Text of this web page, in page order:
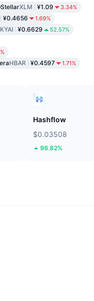
StellarXLM ¥1.09 3.34%
¥0.4656 1.69%
¥0.6629 52.57%
HBAR ¥0.4597 1.71%
Hashflow
$0.03508
96.82%